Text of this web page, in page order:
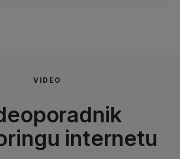
VIDEO
internetu